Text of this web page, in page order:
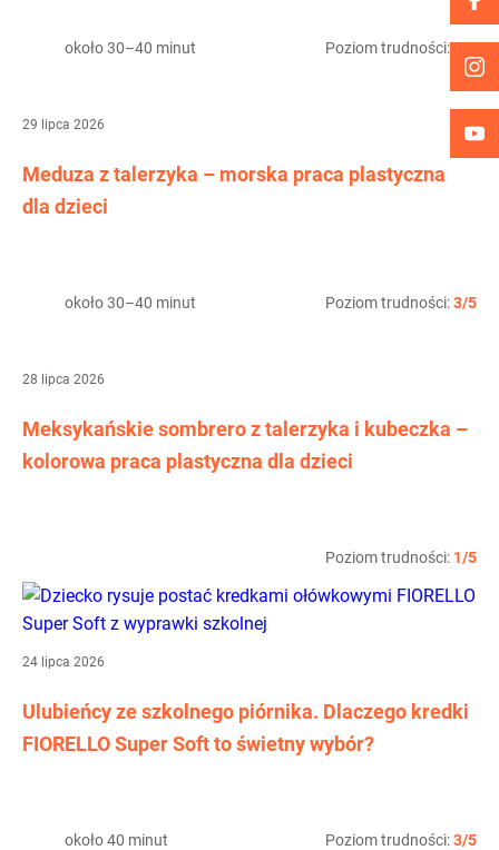
około 30–40 minut Poziom trudności:3/5
29 lipca 2026
Meduza z talerzyka – morska praca plastyczna
dla dzieci
około 30–40 minut Poziom trudności:3/5
28 lipca 2026
Meksykańskie sombrero z talerzyka i kubeczka –
kolorowa praca plastyczna dla dzieci
Poziom trudności: 1/5
24 lipca 2026
Ulubieńcy ze szkolnego piórnika. Dlaczego kredki
FIORELLO Super Soft to świetny wybór?
około 40 minut Poziom trudności:3/5